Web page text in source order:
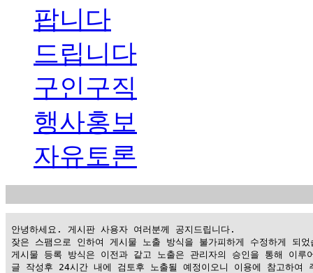
팝니다
드립니다
구인구직
행사홍보
자유토론
안녕하세요. 게시판 사용자 여러분께 공지드립니다.
잦은 스팸으로 인하여 게시물 노출 방식을 불가피하게 수정하게 되었
게시물 등록 방식은 이전과 같고 노출은 관리자의 승인을 통해 이루
글 작성후 24시간 내에 검토후 노출될 예정이오니 이용에 참고하여